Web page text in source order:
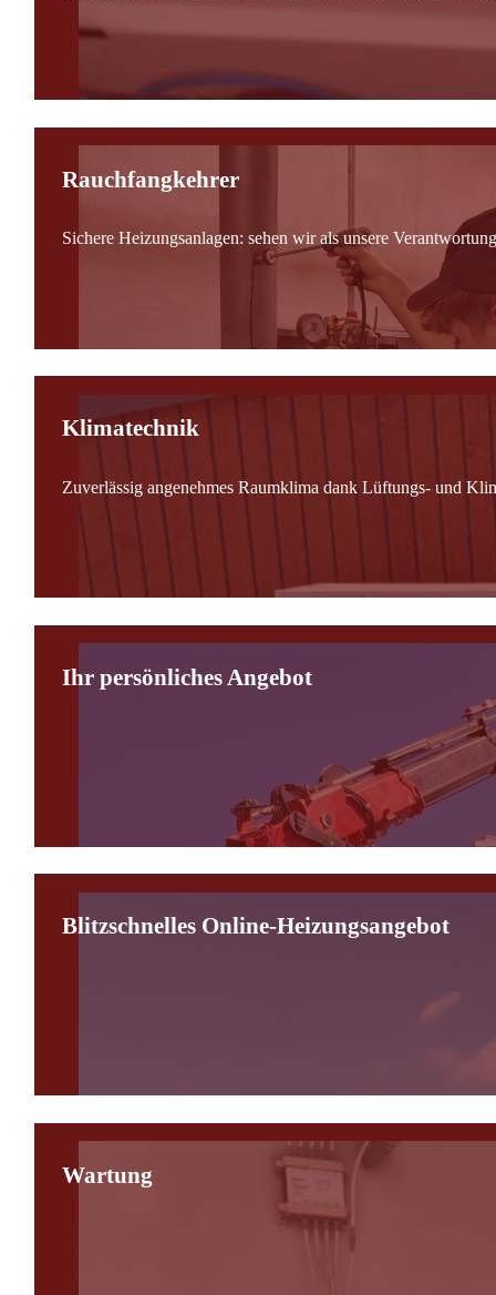
Rauchfangkehrer
Sichere Heizungsanlagen: sehen wir als unsere
Klimatechnik
Zuverlässig angenehmes Raumklima dank Lüftungs- und
Ihr persönliches Angebot
Blitzschnelles Online-Heizungsangebot
Wartung